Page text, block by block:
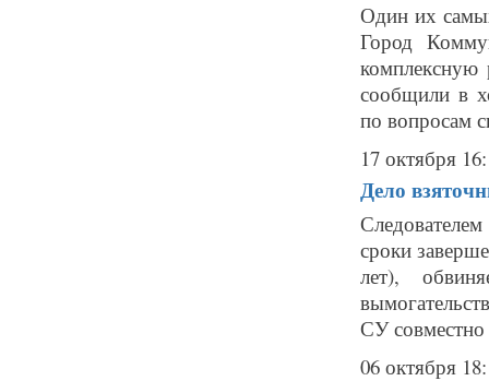
Один их
Город
сообщили в
по вопросам
17 октября
Дело
сроки
лет),
СУ
06 октября